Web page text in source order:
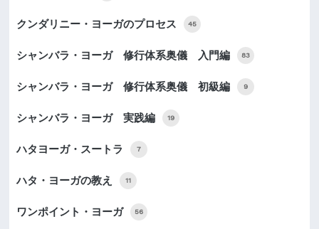
クンダリニー・ヨーガのプロセス 45
シャンバラ・ヨーガ 修行体系奥儀 入門編 83
シャンバラ・ヨーガ 修行体系奥儀 初級編 9
シャンバラ・ヨーガ 実践編 19
ハタヨーガ・スートラ 7
ハタ・ヨーガの教え 11
ワンポイント・ヨーガ 56